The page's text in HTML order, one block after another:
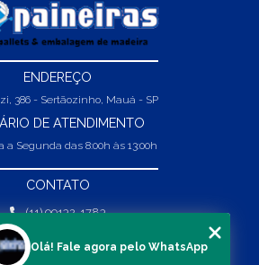
ENDEREÇO
386 - Sertãozinho, Mauá - SP
DE ATENDIMENTO
a Segunda das 8:00h às 13:00h
CONTATO
(11) 99132-1783
(11) 99132-1783
Olá! Fale agora pelo WhatsApp